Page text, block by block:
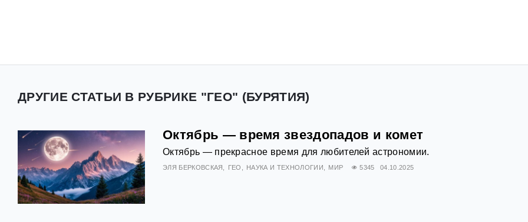
ДРУГИЕ СТАТЬИ В РУБРИКЕ "ГЕО" (БУРЯТИЯ)
Октябрь — время звездопадов и комет
Октябрь — прекрасное время для любителей астрономии.
ЭЛЯ БЕРКОВСКАЯ ГЕО НАУКА И ТЕХНОЛОГИИ МИР 5345 04.10.2025